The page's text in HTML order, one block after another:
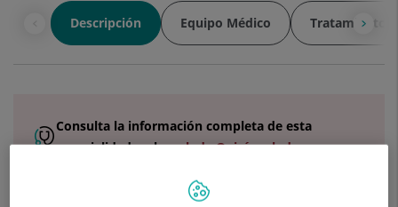
Descripción Equipo Médico Tratamientos
Consulta la información completa de esta
especialidaden laweb de Quirónsalud.